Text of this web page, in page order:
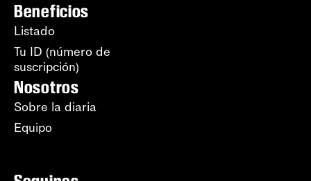
Beneficios
Listado
Tu ID (número de
suscripción)
Nosotros
Sobre la diaria
Equipo